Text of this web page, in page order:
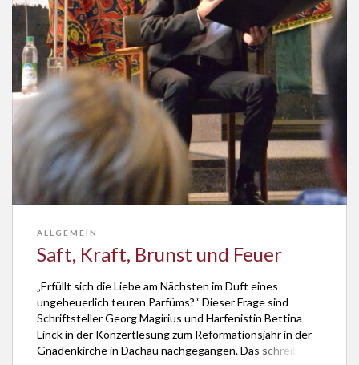
ALLGEMEIN
Saft, Kraft, Brunst und Feuer
„Erfüllt sich die Liebe am Nächsten im Duft eines
ungeheuerlich teuren Parfüms?“ Dieser Frage sind
Schriftsteller Georg Magirius und Harfenistin Bettina
Linck in der Konzertlesung zum Reformationsjahr in der
Gnadenkirche in Dachau nachgegangen. Das schreibt die